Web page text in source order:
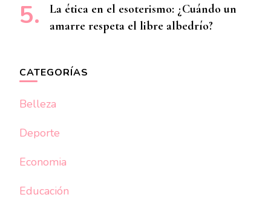
La ética en el esoterismo: ¿Cuándo un
amarre respeta el libre albedrío?
CATEGORÍAS
Belleza
Deporte
Economia
Educación